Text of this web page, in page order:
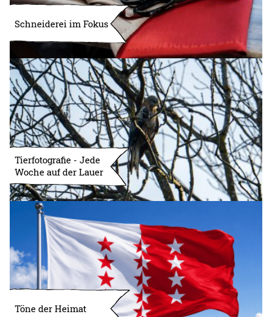
Schneiderei im Fokus
Tierfotografie - Jede
Woche auf der Lauer
Töne der Heimat